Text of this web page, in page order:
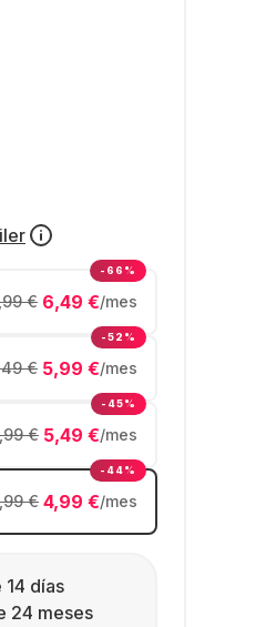
6,49 €/mes
€
-66%
5,99 €/mes
€
-52%
5,49 €/mes
€
-45%
4,99 €/mes
€
-44%
días
24 meses